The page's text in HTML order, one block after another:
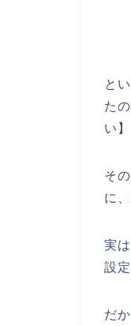
と
た
い
そ
に
実
設
だ